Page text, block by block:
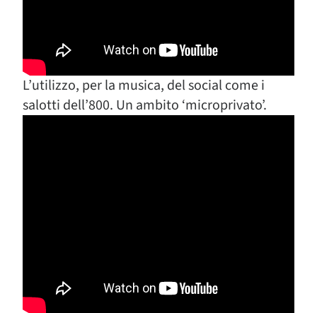
L’utilizzo, per la musica, del social come i
salotti dell’800. Un ambito ‘microprivato’.